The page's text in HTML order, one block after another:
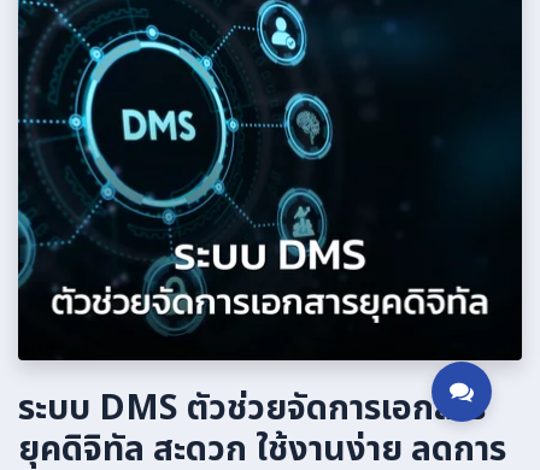
ระบบ DMS ตัวช่วยจัดการเอกสาร
ยุคดิจิทัล สะดวก ใช้งานง่าย ลดการ